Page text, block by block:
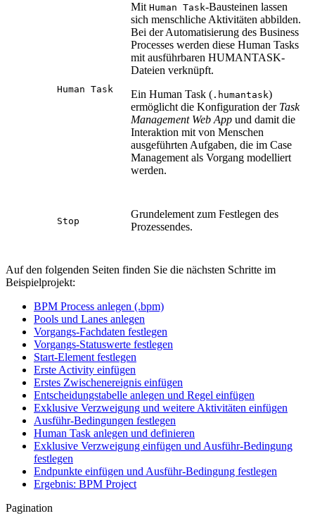
Human Task
Mit Human Task-Bausteinen lassen
sich menschliche Aktivitäten abbilden.
Bei der Automatisierung des Business
Processes werden diese Human Tasks
mit ausführbaren HUMANTASK-
Dateien verknüpft.
Ein Human Task ( .humantask)
ermöglicht die Konfiguration der Task
Management Web App und damit die
Interaktion mit von Menschen
ausgeführten Aufgaben, die im Case
Management als Vorgang modelliert
werden.
Stop
Grundelement zum Festlegen des
Prozessendes.
Auf den folgenden Seiten finden Sie die nächsten Schritte im
Beispielprojekt:
BPM Process anlegen (.bpm)
Pools und Lanes anlegen
Vorgangs-Fachdaten festlegen
Vorgangs-Statuswerte festlegen
Start-Element festlegen
Erste Activity einfügen
Erstes Zwischenereignis einfügen
Entscheidungstabelle anlegen und Regel einfügen
Exklusive Verzweigung und weitere Aktivitäten einfügen
Ausführ-Bedingungen festlegen
Human Task anlegen und definieren
Exklusive Verzweigung einfügen und Ausführ-Bedingung
festlegen
Endpunkte einfügen und Ausführ-Bedingung festlegen
Ergebnis: BPM Project
Pagination